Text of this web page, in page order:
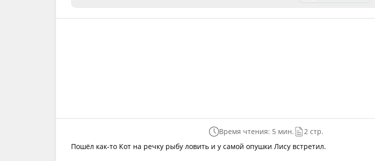
Время чтения: 5 мин.
2 стр.
Пошёл как-то Кот на речку рыбу ловить и у самой опушки Лису встретил.